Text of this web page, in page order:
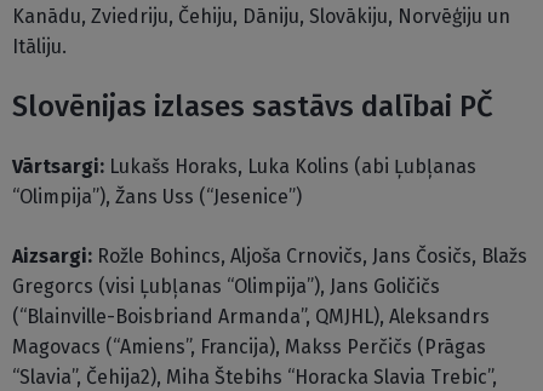
Kanādu, Zviedriju, Čehiju, Dāniju, Slovākiju, Norvēģiju un
Itāliju.
Slovēnijas izlases sastāvs dalībai PČ
Vārtsargi: Lukašs Horaks, Luka Kolins (abi Ļubļanas
“Olimpija”), Žans Uss (“Jesenice”)
Aizsargi: Rožle Bohincs, Aljoša Crnovičs, Jans Čosičs, Blažs
Gregorcs (visi Ļubļanas “Olimpija”), Jans Goličičs
(“Blainville-Boisbriand Armanda”, QMJHL), Aleksandrs
Magovacs (“Amiens”, Francija), Makss Perčičs (Prāgas
“Slavia”, Čehija2), Miha Štebihs “Horacka Slavia Trebic”,